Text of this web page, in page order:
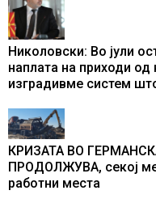
Николовски: Во јули
наплата на приходи
изградивме систем
КРИЗАТА ВО
ПРОДОЛЖУВА, секој
работни места